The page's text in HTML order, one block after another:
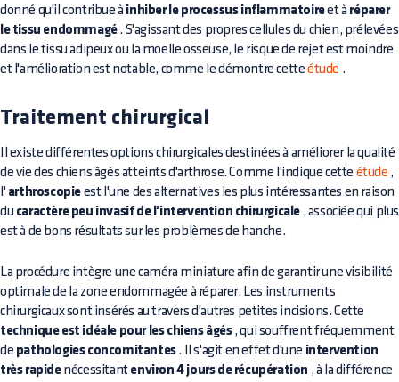
donné qu'il contribue à inhiber le processus inflammatoireet à réparer
le tissu endommagé. S'agissant des propres cellules du chien, prélevées
dans le tissu adipeux ou la moelle osseuse, le risque de rejet est moindre
et l'amélioration est notable, comme le démontre cetteétude .
Traitement chirurgical
Il existe différentes options chirurgicales destinées à améliorer la qualité
de vie des chiens âgés atteints d'arthrose. Comme l'indique cette étude ,
l' arthroscopie est l'une des alternatives les plus intéressantes en raison
du caractère peu invasif de l'intervention chirurgicale , associée qui plus
est à de bons résultats sur les problèmes de hanche.
La procédure intègre une caméra miniature afin de garantir une visibilité
optimale de la zone endommagée à réparer. Les instruments
chirurgicaux sont insérés au travers d'autres petites incisions. Cette
technique est idéale pour les chiens âgés, qui souffrent fréquemment
de pathologies concomitantes. Il s'agit en effet d'une intervention
très rapidenécessitant environ 4 jours de récupération , à la différence